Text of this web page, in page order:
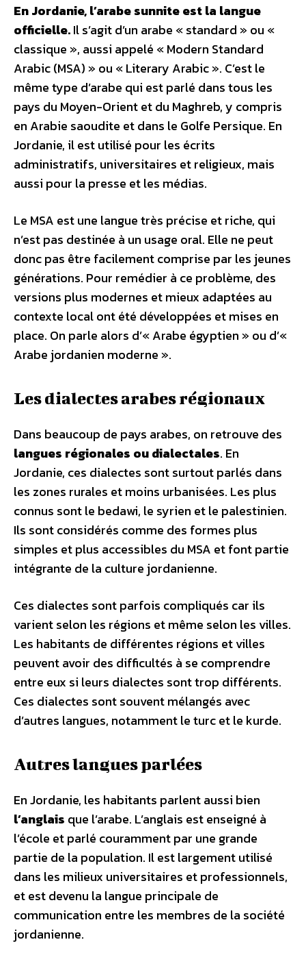
En Jordanie, l’arabe sunnite est la langue
officielle.Il s’agit d’un arabe « standard » ou «
classique », aussi appelé « Modern Standard
Arabic (MSA) » ou « Literary Arabic ». C’est le
même type d’arabe qui est parlé dans tous les
pays du Moyen-Orient et du Maghreb, y compris
en Arabie saoudite et dans le Golfe Persique. En
Jordanie, il est utilisé pour les écrits
administratifs, universitaires et religieux, mais
aussi pour la presse et les médias.
Le MSA est une langue très précise et riche, qui
n’est pas destinée à un usage oral. Elle ne peut
donc pas être facilement comprise par les jeunes
générations. Pour remédier à ce problème, des
versions plus modernes et mieux adaptées au
contexte local ont été développées et mises en
place. On parle alors d’« Arabe égyptien » ou d’«
Arabe jordanien moderne ».
Les dialectes arabes régionaux
Dans beaucoup de pays arabes, on retrouve des
langues régionales ou dialectales. En
Jordanie, ces dialectes sont surtout parlés dans
les zones rurales et moins urbanisées. Les plus
connus sont le bedawi, le syrien et le palestinien.
Ils sont considérés comme des formes plus
simples et plus accessibles du MSA et font partie
intégrante de la culture jordanienne.
Ces dialectes sont parfois compliqués car ils
varient selon les régions et même selon les villes.
Les habitants de différentes régions et villes
peuvent avoir des difficultés à se comprendre
entre eux si leurs dialectes sont trop différents.
Ces dialectes sont souvent mélangés avec
d’autres langues, notamment le turc et le kurde.
Autres langues parlées
En Jordanie, les habitants parlent aussi bien
l’anglais que l’arabe. L’anglais est enseigné à
l’école et parlé couramment par une grande
partie de la population. Il est largement utilisé
dans les milieux universitaires et professionnels,
et est devenu la langue principale de
communication entre les membres de la société
jordanienne.